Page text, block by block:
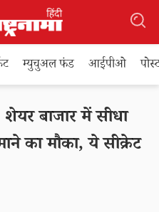
म्युचुअल फंड आईपीओ
बाजार में सीधा
का मौका, ये सीक्रेट